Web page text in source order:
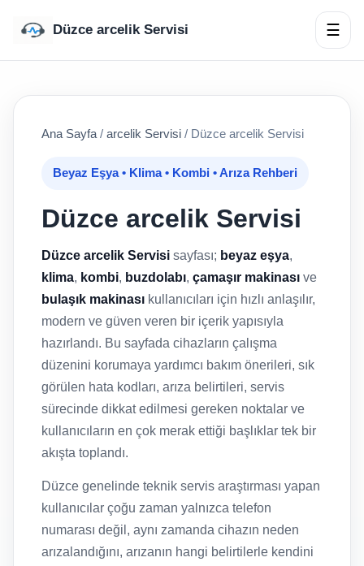
Düzce arcelik Servisi ☰
Ana Sayfa / arcelik Servisi / Düzce arcelik Servisi
Beyaz Eşya • Klima • Kombi • Arıza Rehberi
Düzce arcelik Servisi
Düzce arcelik Servisi sayfası; beyaz eşya,
klima, kombi, buzdolabı, çamaşır makinası ve
bulaşık makinası kullanıcıları için hızlı anlaşılır,
modern ve güven veren bir içerik yapısıyla
hazırlandı. Bu sayfada cihazların çalışma
düzenini korumaya yardımcı bakım önerileri, sık
görülen hata kodları, arıza belirtileri, servis
sürecinde dikkat edilmesi gereken noktalar ve
kullanıcıların en çok merak ettiği başlıklar tek bir
akışta toplandı.
Düzce genelinde teknik servis araştırması yapan
kullanıcılar çoğu zaman yalnızca telefon
numarası değil, aynı zamanda cihazın neden
arızalandığını, arızanın hangi belirtilerle kendini